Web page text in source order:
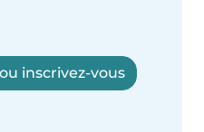
inscrivez-vous